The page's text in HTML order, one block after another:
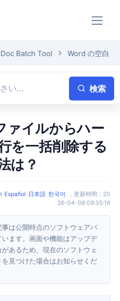
Batch Tool Word の空白を
検索
を一括削除する
は？
Español 日本語 한국어 ， 更新時間 ： 20
26-04-08 09:35:16
ます。画面や機能はアップデ
あるため、現在のソフトウェ
見つけた場合はお知らせくだ